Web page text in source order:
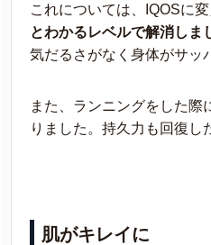
これについては、IQOSに
とわかるレベルで解消しま
気だるさがなく身体がサッ
また、ランニングをした際
りました。持久力も回復し
肌がキレイに